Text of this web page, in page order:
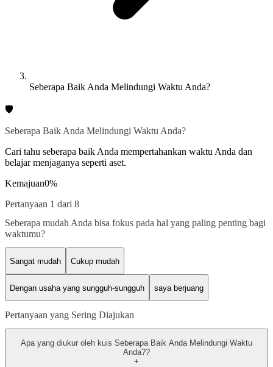
Seberapa Baik Anda Melindungi Waktu Anda?
🛡️
Seberapa Baik Anda Melindungi Waktu Anda?
Cari tahu seberapa baik Anda mempertahankan waktu Anda dan
belajar menjaganya seperti aset.
Kemajuan0%
Pertanyaan 1 dari 8
Seberapa mudah Anda bisa fokus pada hal yang paling penting bagi
waktumu?
Sangat mudah Cukup mudah
Dengan usaha yang sungguh-sungguh saya berjuang
Pertanyaan yang Sering Diajukan
Apa yang diukur oleh kuis Seberapa Baik Anda Melindungi Waktu
Anda??
+